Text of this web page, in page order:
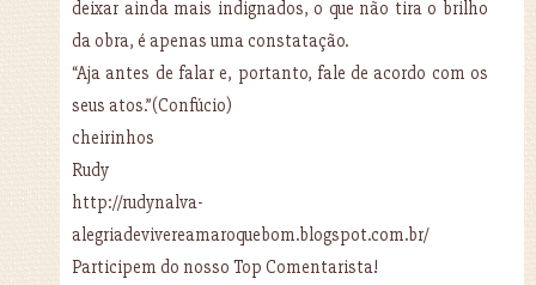
deixar ainda mais indignados, o que não tira o brilho
da obra, é apenas uma constatação.
“Aja antes de falar e, portanto, fale de acordo com os
seus atos.”(Confúcio)
cheirinhos
Rudy
http://rudynalva-
alegriadevivereamaroquebom.blogspot.com.br/
Participem do nosso Top Comentarista!